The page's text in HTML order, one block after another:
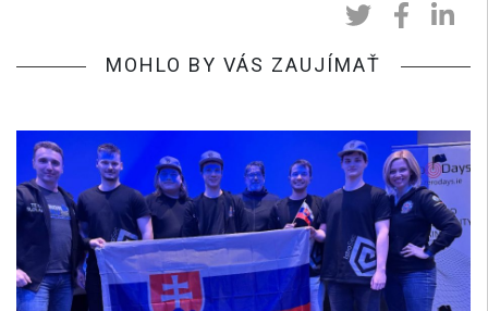
MOHLO BY VÁS ZAUJÍMAŤ